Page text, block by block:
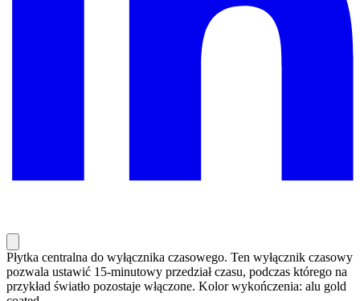
Płytka centralna do wyłącznika czasowego. Ten wyłącznik czasowy
pozwala ustawić 15-minutowy przedział czasu, podczas którego na
przykład światło pozostaje włączone. Kolor wykończenia: alu gold